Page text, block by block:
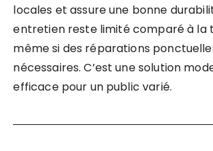
locales et assure une bonne
entretien reste limité comparé à la
même si des réparations
nécessaires. C’est une solution
efficace pour un public varié.